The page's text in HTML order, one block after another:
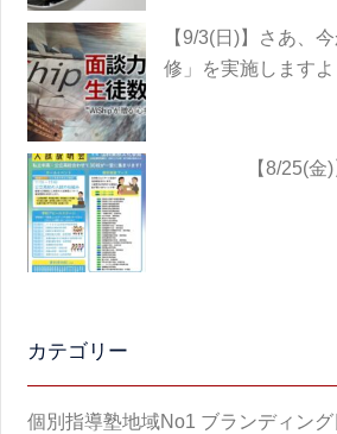
【9/3(日)】さあ、
修」を実施しますよ
【8/25(
カテゴリー
個別指導塾地域No1 ブランディン